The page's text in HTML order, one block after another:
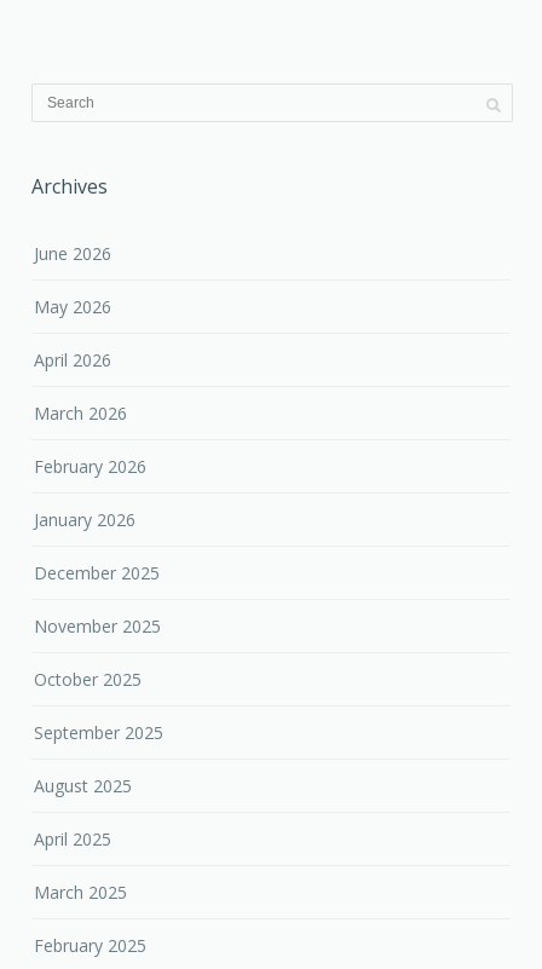
Archives
June 2026
May 2026
April 2026
March 2026
February 2026
January 2026
December 2025
November 2025
October 2025
September 2025
August 2025
April 2025
March 2025
February 2025